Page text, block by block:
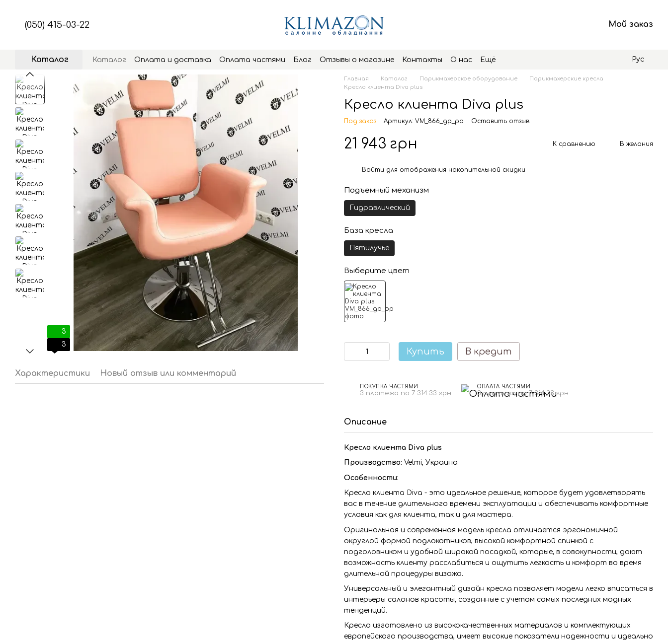
(050) 415-03-22 Мой заказ
Каталог Каталог Оплата и доставка Оплата частями Блог Отзывы о магазине Контакты О нас Ещё Рус
3
3
Характеристики Новый отзыв или комментарий
Главная Каталог Парикмахерское оборудование
Парикмахерские кресла
Кресло клиента Diva plus
Кресло клиента Diva plus
Под заказ Артикул: VM_866_gp_pp Оставить отзыв
21 943 грн К сравнению В желания
Войти для отображения накопительной скидки
Подъемный механизм
Гидравлический
База кресла
Пятилучье
Выберите цвет
Купить В кредит
ПОКУПКА ЧАСТЯМИ
3 платежа по 7 314.33 грн
ОПЛАТА ЧАСТЯМИ
3 платежа по 7 314.33 грн
Описание
Кресло клиента Diva plus
Производство: Velmi, Украина
Особенности:
Кресло клиента Diva - это идеальное решение, которое будет удовлетворять
вас в течение длительного времени эксплуатации и обеспечивать комфортные
условия как для клиента, так и для мастера.
Оригинальная и современная модель кресла отличается эргономичной
округлой формой подлокотников, высокой комфортной спинкой с
подголовником и удобной широкой посадкой, которые, в совокупности, дают
возможность клиенту расслабиться и ощутить легкость и комфорт во время
длительной процедуры визажа.
Универсальный и элегантный дизайн кресла позволяет модели легко вписаться в
интерьеры салонов красоты, созданные с учетом самых последних модных
тенденций.
Кресло изготовлено из высококачественных материалов и комплектующих
европейского производства, имеет высокие показатели надежности и идеально